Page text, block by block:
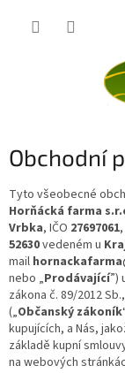
Obchodní
Tyto všeobecné
Horňácká farma
Vrbka, IČO 27697061
52630vedeném u
mail
nebo „Prodávající”)
zákona č. 89/2012
(„Občanský zákoník
kupujících, a Nás,
základě kupní
na webových